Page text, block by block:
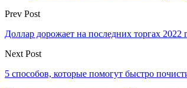
Prev Post
Доллар дорожает на последних торгах 2022
Next Post
5 способов, которые помогут быстро